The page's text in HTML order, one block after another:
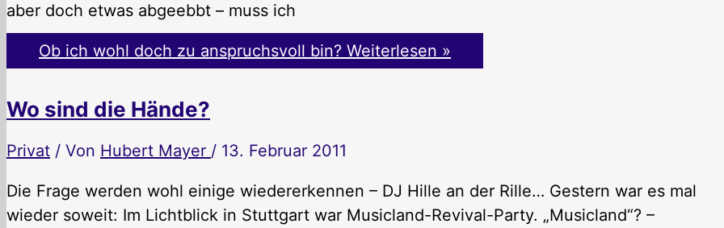
aber doch etwas abgeebbt – muss ich
Ob ich wohl doch zu anspruchsvoll bin? Weiterlesen »
Wo sind die Hände?
Privat / Von Hubert Mayer / 13. Februar 2011
Die Frage werden wohl einige wiedererkennen – DJ Hille an der Rille… Gestern war es mal
wieder soweit: Im Lichtblick in Stuttgart war Musicland-Revival-Party. „Musicland“? –